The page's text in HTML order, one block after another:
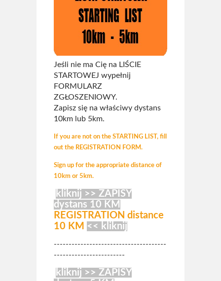
Jeśli nie ma Cię na LIŚCIE
STARTOWEJ wypełnij
FORMULARZ
ZGŁOSZENIOWY.
Zapisz się na właściwy dystans
10km lub 5km.
If you are not on the STARTING LIST, fill
out the REGISTRATION FORM.
Sign up for the appropriate distance of
10km or 5km.
kliknij >> ZAPISY
dystans 10 KM
REGISTRATION distance
10 KM << kliknij
--------------------------------------
------------------------
kliknij >> ZAPISY